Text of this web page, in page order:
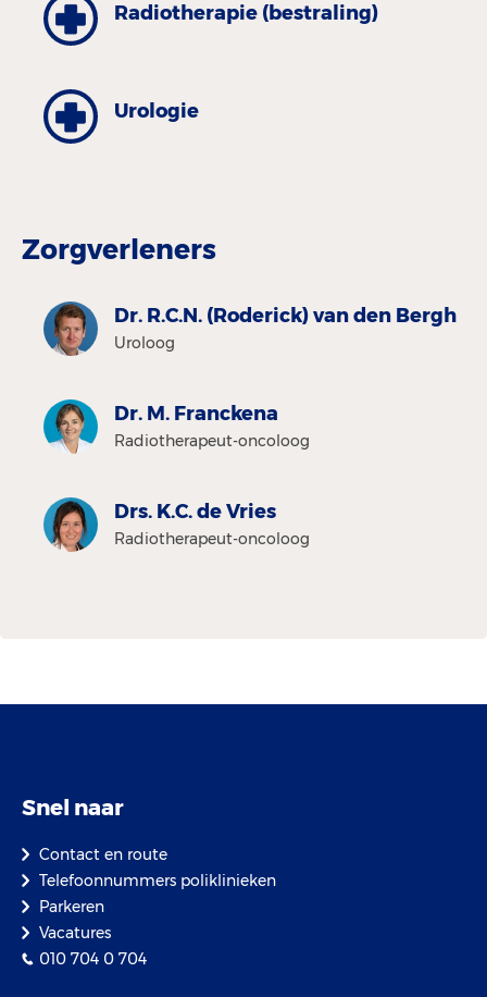
Radiotherapie (bestraling)
Urologie
Zorgverleners
Dr. R.C.N. (Roderick) van den Bergh
Uroloog
Dr. M. Franckena
Radiotherapeut-oncoloog
Drs. K.C. de Vries
Radiotherapeut-oncoloog
Snel naar
Contact en route
Telefoonnummers poliklinieken
Parkeren
Vacatures
010 704 0 704